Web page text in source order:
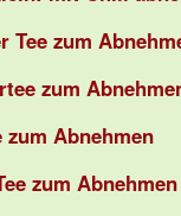
Tee zum
zum
zum Abnehmen
zum Abnehmen